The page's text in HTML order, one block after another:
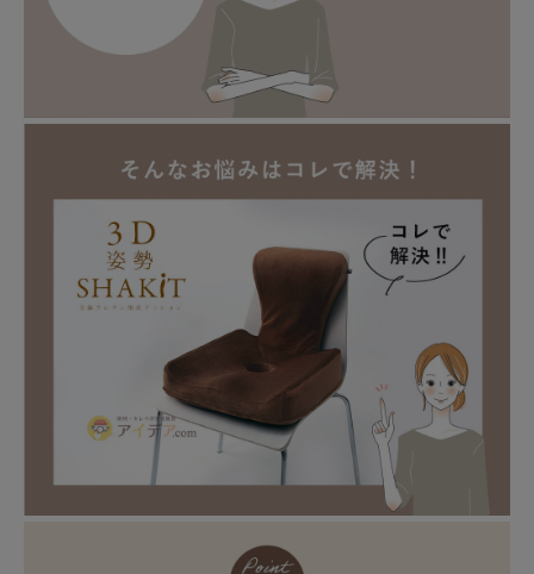
INFORMATION
プライバシーポリシー
特定商取引法について
会社概要
お問い合わせ